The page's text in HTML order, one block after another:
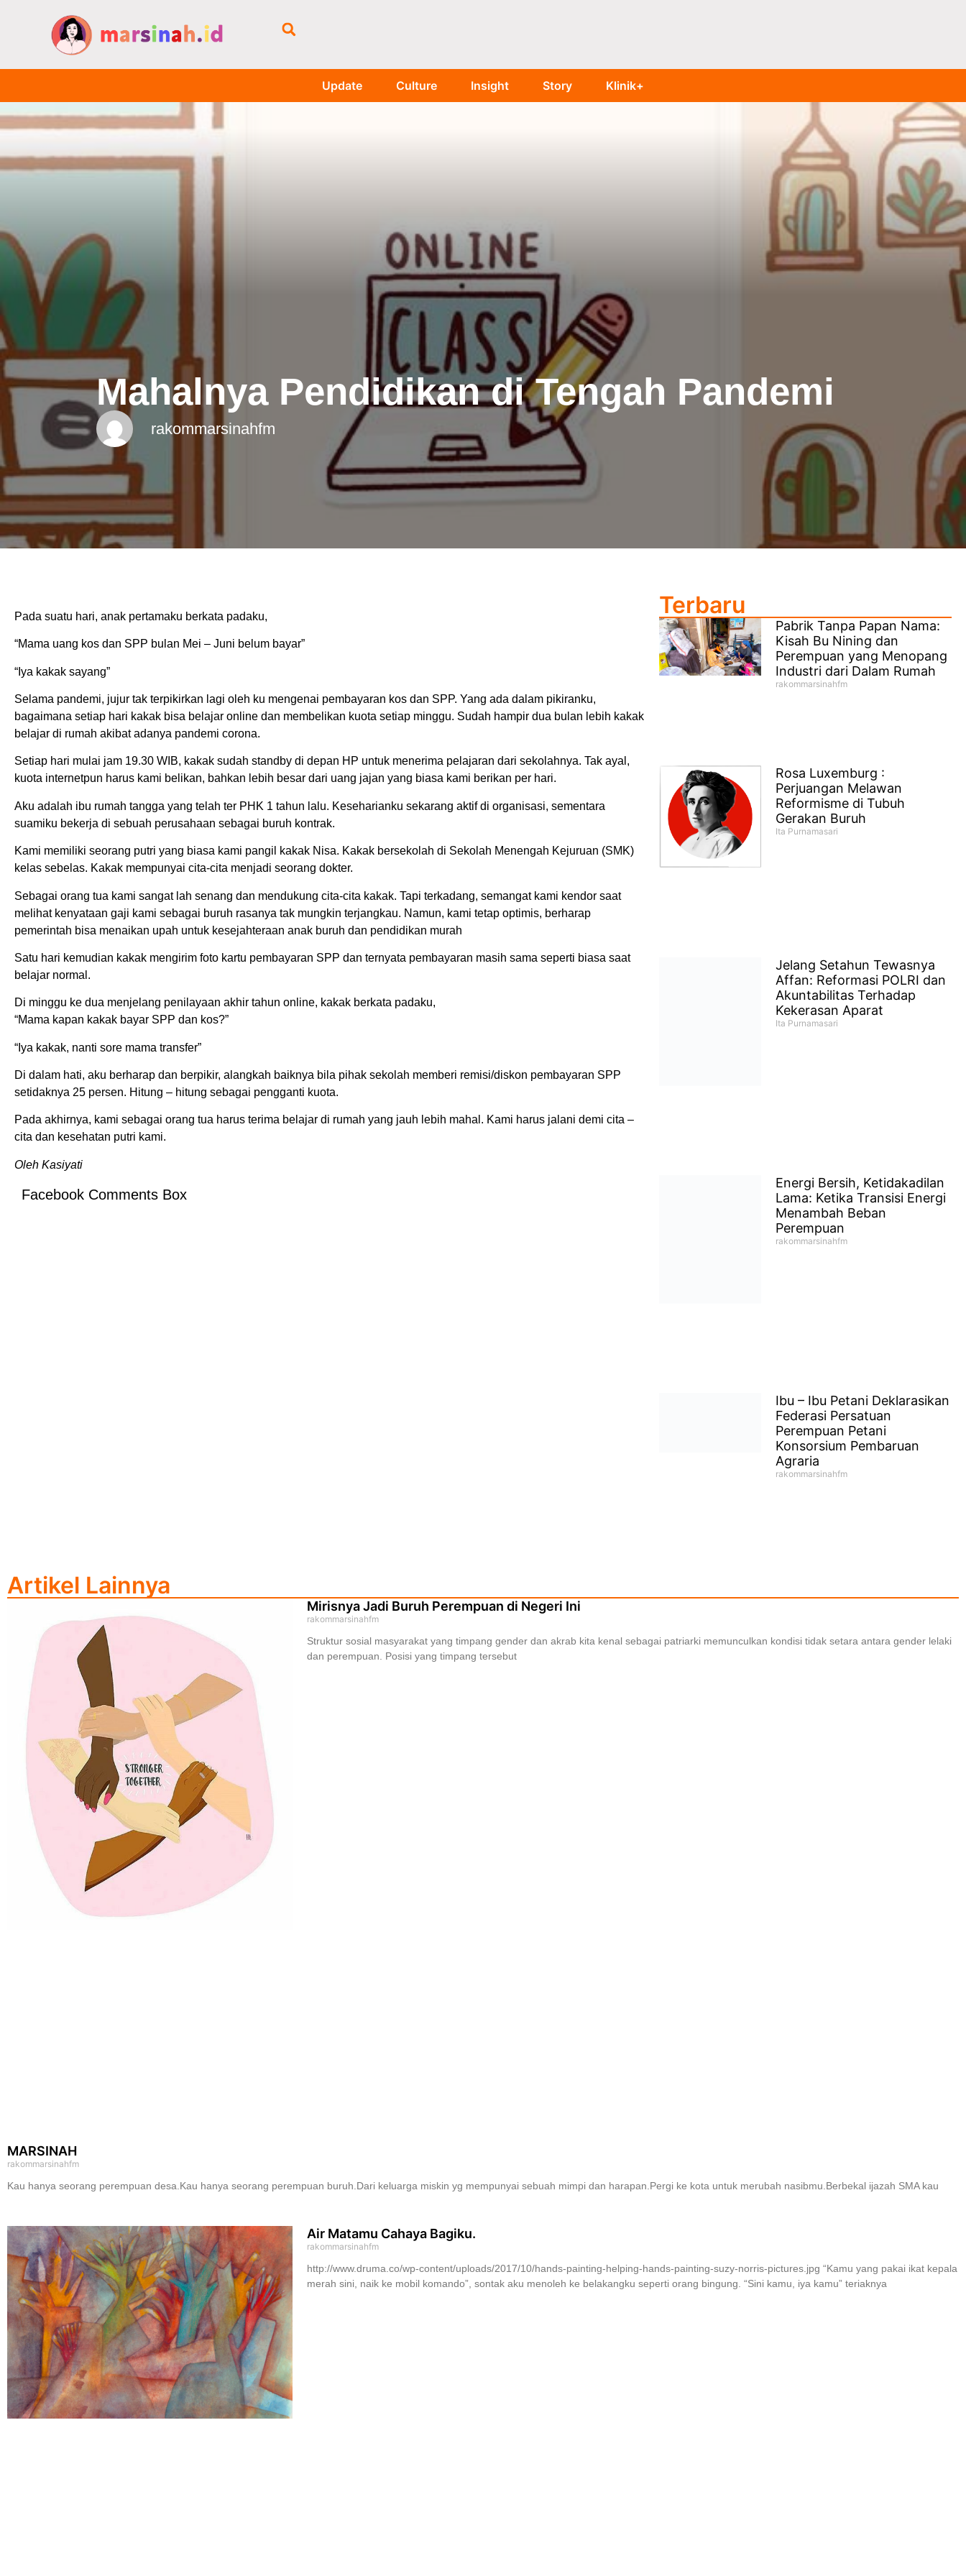
Update Culture Insight Story Klinik+
Mahalnya Pendidikan di Tengah Pandemi
rakommarsinahfm
Pada suatu hari, anak pertamaku berkata padaku,
“Mama uang kos dan SPP bulan Mei – Juni belum bayar”
“Iya kakak sayang”
Selama pandemi, jujur tak terpikirkan lagi oleh ku mengenai pembayaran kos dan SPP. Yang ada dalam pikiranku,
bagaimana setiap hari kakak bisa belajar online dan membelikan kuota setiap minggu. Sudah hampir dua bulan lebih kakak
belajar di rumah akibat adanya pandemi corona.
Setiap hari mulai jam 19.30 WIB, kakak sudah standby di depan HP untuk menerima pelajaran dari sekolahnya. Tak ayal,
kuota internetpun harus kami belikan, bahkan lebih besar dari uang jajan yang biasa kami berikan per hari.
Aku adalah ibu rumah tangga yang telah ter PHK 1 tahun lalu. Keseharianku sekarang aktif di organisasi, sementara
suamiku bekerja di sebuah perusahaan sebagai buruh kontrak.
Kami memiliki seorang putri yang biasa kami pangil kakak Nisa. Kakak bersekolah di Sekolah Menengah Kejuruan (SMK)
kelas sebelas. Kakak mempunyai cita-cita menjadi seorang dokter.
Sebagai orang tua kami sangat lah senang dan mendukung cita-cita kakak. Tapi terkadang, semangat kami kendor saat
melihat kenyataan gaji kami sebagai buruh rasanya tak mungkin terjangkau. Namun, kami tetap optimis, berharap
pemerintah bisa menaikan upah untuk kesejahteraan anak buruh dan pendidikan murah
Satu hari kemudian kakak mengirim foto kartu pembayaran SPP dan ternyata pembayaran masih sama seperti biasa saat
belajar normal.
Di minggu ke dua menjelang penilayaan akhir tahun online, kakak berkata padaku,
“Mama kapan kakak bayar SPP dan kos?”
“Iya kakak, nanti sore mama transfer”
Di dalam hati, aku berharap dan berpikir, alangkah baiknya bila pihak sekolah memberi remisi/diskon pembayaran SPP
setidaknya 25 persen. Hitung – hitung sebagai pengganti kuota.
Pada akhirnya, kami sebagai orang tua harus terima belajar di rumah yang jauh lebih mahal. Kami harus jalani demi cita –
cita dan kesehatan putri kami.
Oleh Kasiyati
Facebook Comments Box
Terbaru
Pabrik Tanpa Papan Nama:
Kisah Bu Nining dan
Perempuan yang Menopang
Industri dari Dalam Rumah
rakommarsinahfm
Rosa Luxemburg :
Perjuangan Melawan
Reformisme di Tubuh
Gerakan Buruh
Ita Purnamasari
Jelang Setahun Tewasnya
Affan: Reformasi POLRI dan
Akuntabilitas Terhadap
Kekerasan Aparat
Ita Purnamasari
Energi Bersih, Ketidakadilan
Lama: Ketika Transisi Energi
Menambah Beban
Perempuan
rakommarsinahfm
Ibu – Ibu Petani Deklarasikan
Federasi Persatuan
Perempuan Petani
Konsorsium Pembaruan
Agraria
rakommarsinahfm
Artikel Lainnya
Mirisnya Jadi Buruh Perempuan di Negeri Ini
rakommarsinahfm
Struktur sosial masyarakat yang timpang gender dan akrab kita kenal sebagai patriarki memunculkan kondisi tidak setara antara gender lelaki
dan perempuan. Posisi yang timpang tersebut
MARSINAH
rakommarsinahfm
Kau hanya seorang perempuan desa.Kau hanya seorang perempuan buruh.Dari keluarga miskin yg mempunyai sebuah mimpi dan harapan.Pergi ke kota untuk merubah nasibmu.Berbekal ijazah SMA kau
Air Matamu Cahaya Bagiku.
rakommarsinahfm
http://www.druma.co/wp-content/uploads/2017/10/hands-painting-helping-hands-painting-suzy-norris-pictures.jpg “Kamu yang pakai ikat kepala
merah sini, naik ke mobil komando”, sontak aku menoleh ke belakangku seperti orang bingung. “Sini kamu, iya kamu” teriaknya